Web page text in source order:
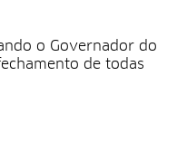
o Governador do
de todas